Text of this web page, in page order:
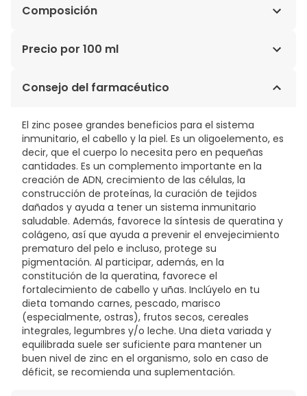
Composición
PIROCTONE OLAMINA: ANTIFÚNGICO. STEARYL
QUERATORREGULADOR. RHAMNOSOFT.
Precio por 100 ml
31,70€ / 100 ml
Consejo del farmacéutico
El zinc posee grandes beneficios para el sistema
inmunitario, el cabello y la piel. Es un oligoelemento, es
decir, que el cuerpo lo necesita pero en pequeñas
cantidades. Es un complemento importante en la
creación de ADN, crecimiento de las células, la
construcción de proteínas, la curación de tejidos
dañados y ayuda a tener un sistema inmunitario
saludable. Además, favorece la síntesis de queratina y
colágeno, así que ayuda a prevenir el envejecimiento
prematuro del pelo e incluso, protege su
pigmentación. Al participar, además, en la
constitución de la queratina, favorece el
fortalecimiento de cabello y uñas. Inclúyelo en tu
dieta tomando carnes, pescado, marisco
(especialmente, ostras), frutos secos, cereales
integrales, legumbres y/o leche. Una dieta variada y
equilibrada suele ser suficiente para mantener un
buen nivel de zinc en el organismo, solo en caso de
déficit, se recomienda una suplementación.